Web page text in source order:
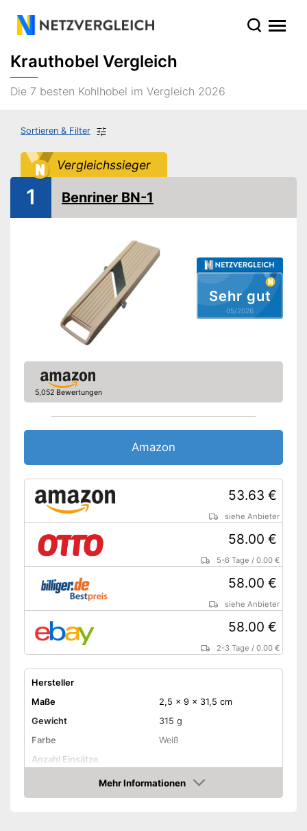
Krauthobel Vergleich
Die 7 besten Kohlhobel im Vergleich 2026
Sortieren & Filter
Vergleichssieger
Sehr gut
05/2026
1 Benriner BN-1
5,052 Bewertungen
Amazon
53.63 €
siehe Anbieter
58.00 €
5-6 Tage /0.00 €
58.00 €
siehe Anbieter
58.00 €
2-3 Tage /0.00 €
Hersteller
Maße
2,5 x 9 x 31,5 cm
Gewicht
315 g
Farbe
Weiß
Anzahl Einsätze
Anzahl Scheibenstärken
Mögliche Schnittformen
- Scheiben
Mehr Informationen
Amazon